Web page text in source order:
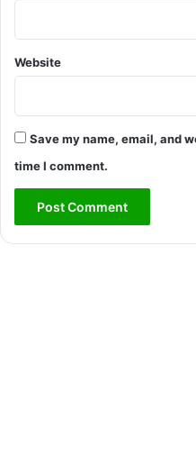
Website
Save my name, email, and
time I comment.